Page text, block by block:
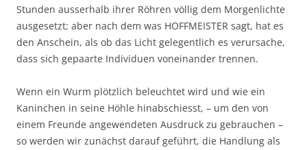
Stunden ausserhalb ihrer Röhren völlig dem Morgenlichte
ausgesetzt; aber nach dem was HOFFMEISTER sagt, hat es
den Anschein, als ob das Licht gelegentlich es verursache,
dass sich gepaarte Individuen voneinander trennen.
Wenn ein Wurm plötzlich beleuchtet wird und wie ein
Kaninchen in seine Höhle hinabschiesst, – um den von
einem Freunde angewendeten Ausdruck zu gebrauchen –
so werden wir zunächst darauf geführt, die Handlung als